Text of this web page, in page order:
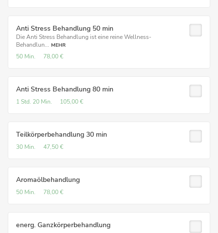
Anti Stress Behandlung 50 min
Die Anti Stress Behandlung ist eine reine Wellness-
Behandlun... MEHR
50 Min. 78,00 €
Anti Stress Behandlung 80 min
1 Std. 20 Min. 105,00 €
Teilkörperbehandlung 30 min
30 Min. 47,50 €
Aromaölbehandlung
50 Min. 78,00 €
energ. Ganzkörperbehandlung